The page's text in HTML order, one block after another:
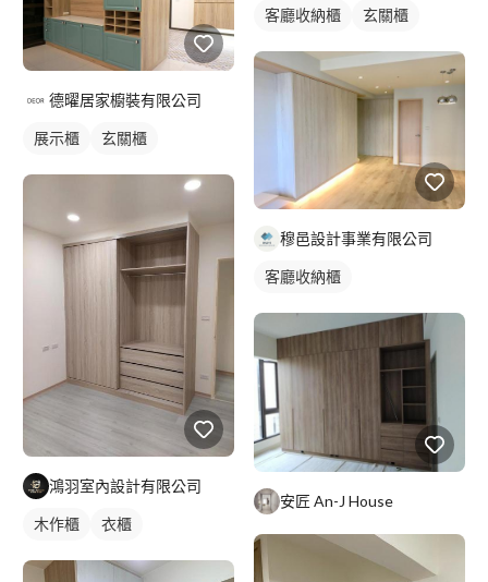
德曜居家櫥裝有限公司
展示櫃 玄關櫃
鴻羽室內設計有限公司
木作櫃 衣櫃
客廳收納櫃 玄關櫃
穆邑設計事業有限公司
客廳收納櫃
安匠 An-J House